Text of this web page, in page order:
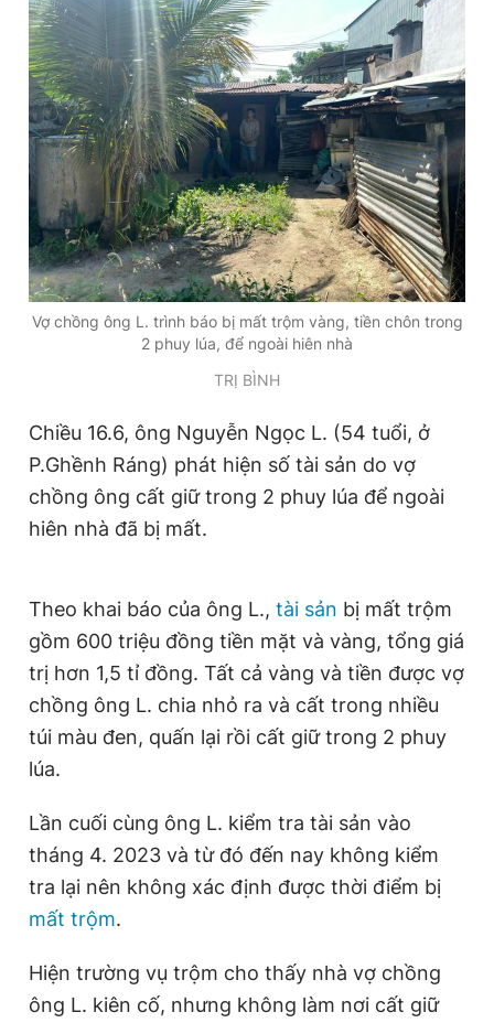
Đọc Thanh Niên trên điện thoại
Theo dõi báo trên
Liên hệ quảng cáo
0908 780 404
Đặt báo Quảng cáo RSS Tòa soạn Chính sách bảo
Tổng biên tập: Nguyễn Ngọc Toàn
Phó tổng biên tập thường trực: Hải Thành
Phó tổng biên tập: Lâm Hiếu Dũng
Phó tổng biên tập: Trần Việt Hưng
© 2003-2026 Bản quyền thuộc về Báo Thanh Niên. Cấm sao
chép dưới mọi hình thức nếu không có sự chấp thuận bằng văn
bản. Phát triển bởi ePi Technologies, JSC.
Vợ chồng ông L. trình báo bị mất trộm vàng, tiền chôn trong
2 phuy lúa, để ngoài hiên nhà
TRỊ BÌNH
Chiều 16.6, ông Nguyễn Ngọc L. (54 tuổi, ở
P.Ghềnh Ráng) phát hiện số tài sản do vợ
chồng ông cất giữ trong 2 phuy lúa để ngoài
hiên nhà đã bị mất.
Theo khai báo của ông L., tài sản bị mất trộm
gồm 600 triệu đồng tiền mặt và vàng, tổng giá
trị hơn 1,5 tỉ đồng. Tất cả vàng và tiền được vợ
chồng ông L. chia nhỏ ra và cất trong nhiều
túi màu đen, quấn lại rồi cất giữ trong 2 phuy
lúa.
Lần cuối cùng ông L. kiểm tra tài sản vào
tháng 4. 2023 và từ đó đến nay không kiểm
tra lại nên không xác định được thời điểm bị
mất trộm.
Hiện trường vụ trộm cho thấy nhà vợ chồng
ông L. kiên cố, nhưng không làm nơi cất giữ